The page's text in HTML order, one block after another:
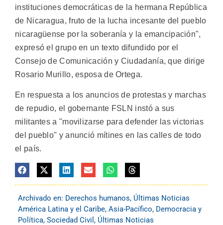
instituciones democráticas de la hermana República
de Nicaragua, fruto de la lucha incesante del pueblo
nicaragüense por la soberanía y la emancipación",
expresó el grupo en un texto difundido por el
Consejo de Comunicación y Ciudadanía, que dirige
Rosario Murillo, esposa de Ortega.
En respuesta a los anuncios de protestas y marchas
de repudio, el gobernante FSLN instó a sus
militantes a "movilizarse para defender las victorias
del pueblo" y anunció mítines en las calles de todo
el país.
Archivado en: Derechos humanos, Últimas Noticias
América Latina y el Caribe, Asia-Pacífico, Democracia y
Política, Sociedad Civil , Últimas Noticias